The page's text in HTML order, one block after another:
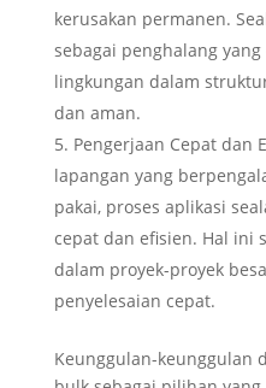
kerusakan permanen.
sebagai penghalang
lingkungan dalam
dan aman.
Pengerjaan Cepat dan
lapangan yang
pakai, proses aplikasi
cepat dan efisien. Hal ini
dalam proyek-proyek
penyelesaian cepat.
Keunggulan-keunggulan